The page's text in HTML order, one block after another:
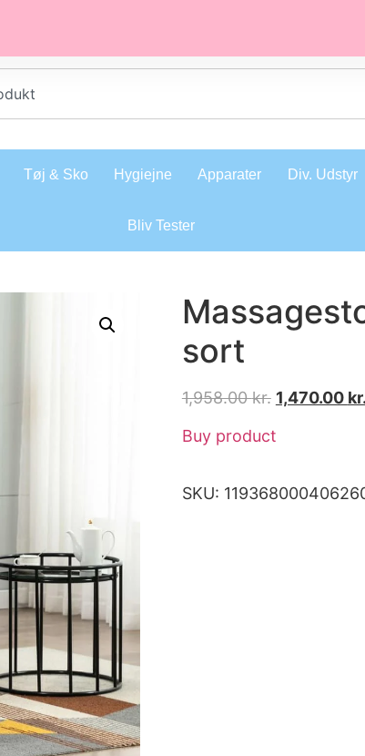
Tøj & Sko Hygiejne Apparater Div. Udstyr
Bliv Tester
sort
1,958.00kr. 1,470.00
Buy product
SKU: